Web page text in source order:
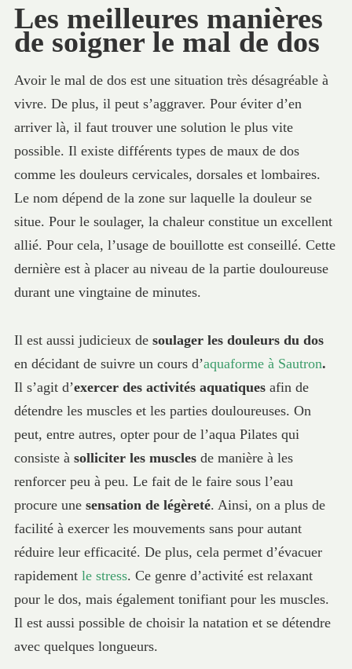
Les meilleures manières
de soigner le mal de dos
Avoir le mal de dos est une situation très désagréable à
vivre. De plus, il peut s’aggraver. Pour éviter d’en
arriver là, il faut trouver une solution le plus vite
possible. Il existe différents types de maux de dos
comme les douleurs cervicales, dorsales et lombaires.
Le nom dépend de la zone sur laquelle la douleur se
situe. Pour le soulager, la chaleur constitue un excellent
allié. Pour cela, l’usage de bouillotte est conseillé. Cette
dernière est à placer au niveau de la partie douloureuse
durant une vingtaine de minutes.
Il est aussi judicieux de soulager les douleurs du dos
en décidant de suivre un cours d’aquaforme à Sautron.
Il s’agit d’exercer des activités aquatiquesafin de
détendre les muscles et les parties douloureuses. On
peut, entre autres, opter pour de l’aqua Pilates qui
consiste à solliciter les musclesde manière à les
renforcer peu à peu. Le fait de le faire sous l’eau
procure une sensation de légèreté. Ainsi, on a plus de
facilité à exercer les mouvements sans pour autant
réduire leur efficacité. De plus, cela permet d’évacuer
rapidement le stress. Ce genre d’activité est relaxant
pour le dos, mais également tonifiant pour les muscles.
Il est aussi possible de choisir la natation et se détendre
avec quelques longueurs.